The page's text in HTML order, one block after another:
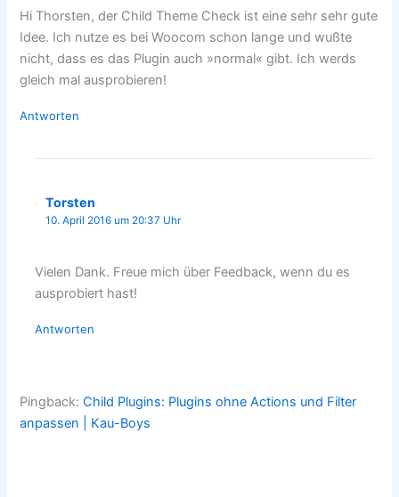
Hi Thorsten, der Child Theme Check ist eine sehr sehr gute
Idee. Ich nutze es bei Woocom schon lange und wußte
nicht, dass es das Plugin auch »normal« gibt. Ich werds
gleich mal ausprobieren!
Antworten
Torsten
10. April 2016 um 20:37 Uhr
Vielen Dank. Freue mich über Feedback, wenn du es
ausprobiert hast!
Antworten
Pingback:Child Plugins: Plugins ohne Actions und Filter
anpassen | Kau-Boys